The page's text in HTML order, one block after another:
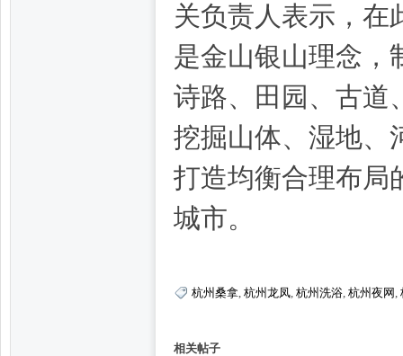
关负责人表示，在
是金山银山理念，
诗路、田园、古道
挖掘山体、湿地、
打造均衡合理布局
城市。
杭州桑拿, 杭州龙凤, 杭州洗浴, 杭州夜网,
相关帖子